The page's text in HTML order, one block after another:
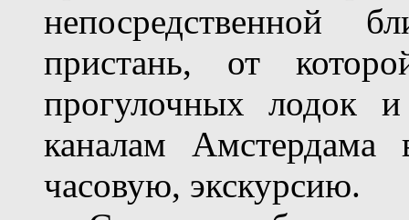
непосредственной
пристань, от
прогулочных лодок
каналам Амстердама
часовую, экскурсию.